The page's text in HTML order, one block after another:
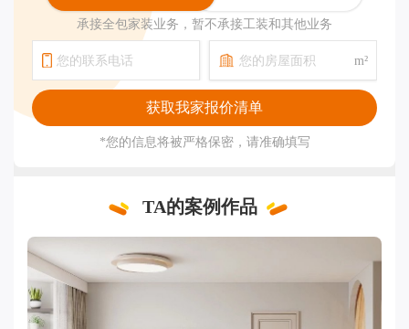
企业新
联系我
承接全包家装业务，暂不承接工装和其他业务
m²
*您的信息将被严格保密，请准确填写
TA的案例作品